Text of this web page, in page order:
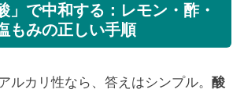
」で中和する：レモン・酢・
もみの正しい手順
ルカリ性なら、答えはシンプル。 酸